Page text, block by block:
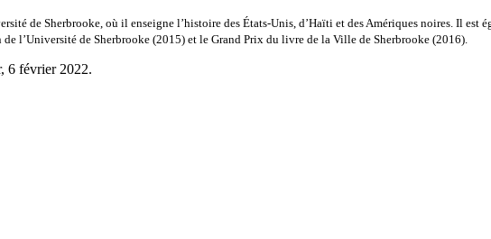
de Sherbrooke, où il enseigne l’histoire des États-Unis, d’Haïti et des Amériques noires. Il est
l’Université de Sherbrooke (2015) et le Grand Prix du livre de la Ville de Sherbrooke (2016).
6 février 2022.